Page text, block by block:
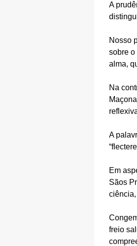
A
Nosso
sobre o
alma,
Na
A
Em
Sãos
freio